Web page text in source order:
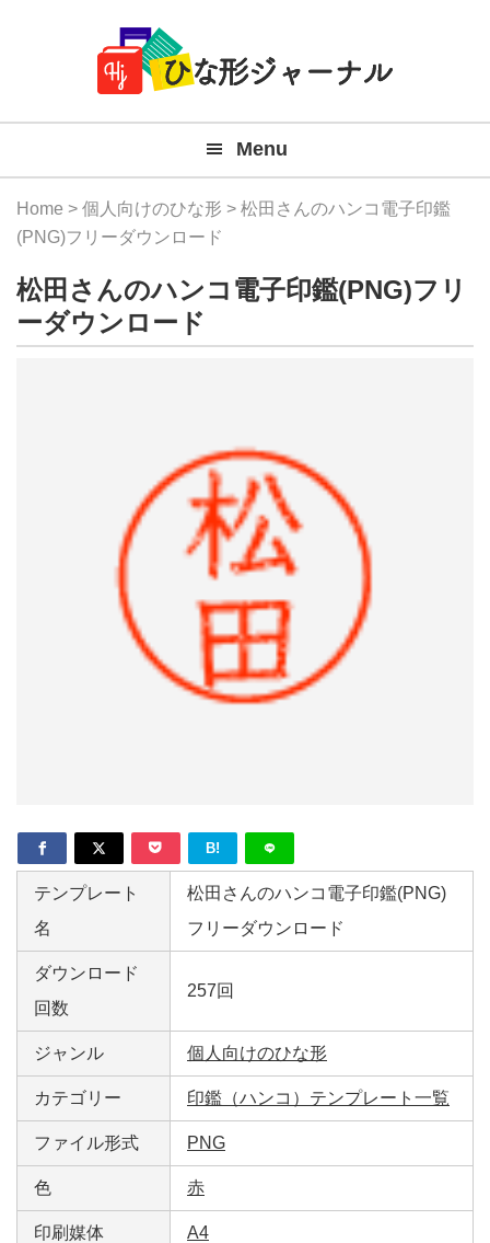
Navigation
料
テ
プ
ー
Menu
Home > 個人向けのひな形 > 松田さんのハンコ電子印鑑
(PNG)フリーダウンロード
松田さんのハンコ電子印鑑(PNG)フリ
ーダウンロード
B!
テンプレート
名
松田さんのハンコ電子印鑑(PNG)
フリーダウンロード
ダウンロード
回数
257回
ジャンル 個人向けのひな形
カテゴリー 印鑑（ハンコ）テンプレート一覧
ファイル形式 PNG
色 赤
印刷媒体 A4